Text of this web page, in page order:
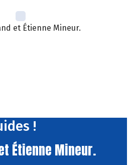
et Étienne Mineur.
!
Étienne Mineur.